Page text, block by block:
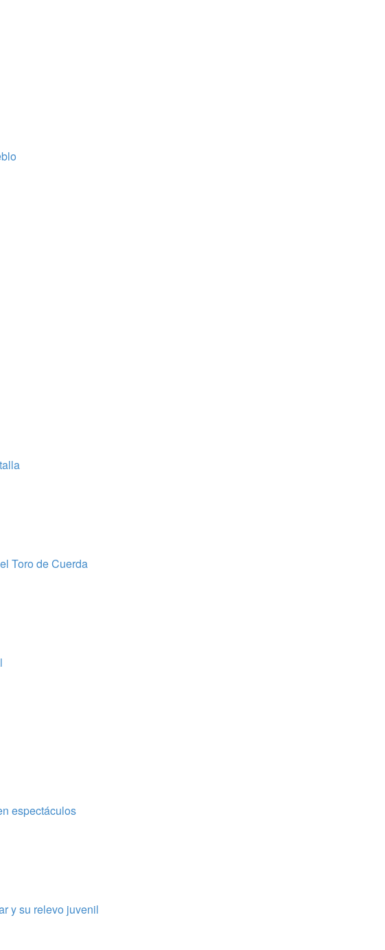
Toro de Cuerda
espectáculos
y su relevo juvenil